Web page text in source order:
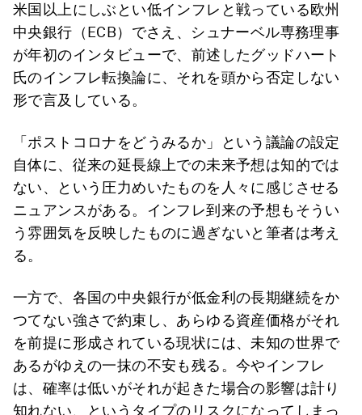
米国以上にしぶとい低インフレと戦っている欧州
中央銀行（ECB）でさえ、シュナーベル専務理事
が年初のインタビューで、前述したグッドハート
氏のインフレ転換論に、それを頭から否定しない
形で言及している。
「ポストコロナをどうみるか」という議論の設定
自体に、従来の延長線上での未来予想は知的では
ない、という圧力めいたものを人々に感じさせる
ニュアンスがある。インフレ到来の予想もそうい
う雰囲気を反映したものに過ぎないと筆者は考え
る。
一方で、各国の中央銀行が低金利の長期継続をか
つてない強さで約束し、あらゆる資産価格がそれ
を前提に形成されている現状には、未知の世界で
あるがゆえの一抹の不安も残る。今やインフレ
は、確率は低いがそれが起きた場合の影響は計り
知れない、というタイプのリスクになってしまっ